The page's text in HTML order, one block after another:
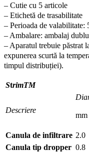
– Cutie cu 5 articole
– Etichetă de trasabilitate
– Perioada de valabilitate:
– Ambalare: ambalaj dublu
– Aparatul trebuie păstrat
expunerea scurtă la
timpul distribuției).
StrimTM
Descriere
mm
Canula de infiltrare 2.0
Canula tip dropper 0.8